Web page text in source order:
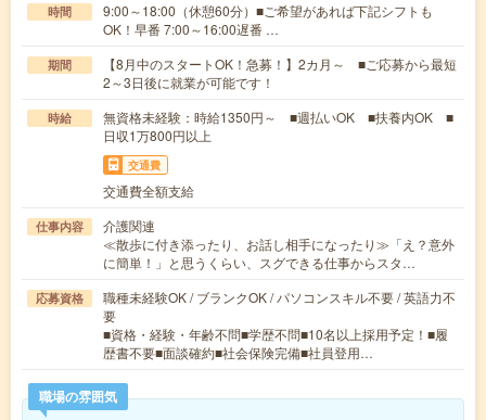
時間
9:00～18:00（休憩60分）■ご希望があれば下記シフトも
OK！早番 7:00～16:00遅番 …
期間
【8月中のスタートOK！急募！】2カ月～ ■ご応募から最短
2～3日後に就業が可能です！
時給
無資格未経験：時給1350円～ ■週払いOK ■扶養内OK ■
日収1万800円以上
交通費
交通費全額支給
仕事内容
介護関連
≪散歩に付き添ったり、お話し相手になったり≫「え？意外
に簡単！」と思うくらい、スグできる仕事からスタ…
応募資格
職種未経験OK / ブランクOK / パソコンスキル不要 / 英語力不
要
■資格・経験・年齢不問■学歴不問■10名以上採用予定！■履
歴書不要■面談確約■社会保険完備■社員登用…
職場の雰囲気